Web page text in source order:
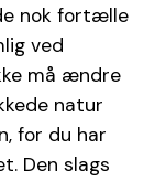
nok fortælle
ved
må ændre
natur
for du har
Den slags